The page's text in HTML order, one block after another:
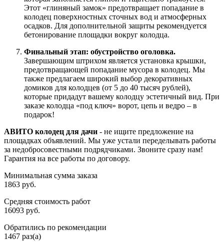
Этот «глиняный замок» предотвращает попадание в
колодец поверхностных сточных вод и атмосферных
осадков. Для дополнительной защиты рекомендуется
бетонирование площадки вокруг колодца.
Финальный этап: обустройство оголовка.
Завершающим штрихом является установка крышки,
предотвращающей попадание мусора в колодец. Мы
также предлагаем широкий выбор декоративных
домиков для колодцев (от 5 до 40 тысяч рублей),
которые придадут вашему колодцу эстетичный вид. При
заказе колодца «под ключ» ворот, цепь и ведро – в
подарок!
АВИТО колодец для дачи - не ищите предложение на
площадках объявлений. Мы уже устали переделывать работы
за недобросовестными подрядчиками. Звоните сразу нам!
Гарантия на все работы по договору.
Минимальная сумма заказа
1863 руб.
Средняя стоимость работ
16093 руб.
Обратились по рекомендации
1467 раз(а)